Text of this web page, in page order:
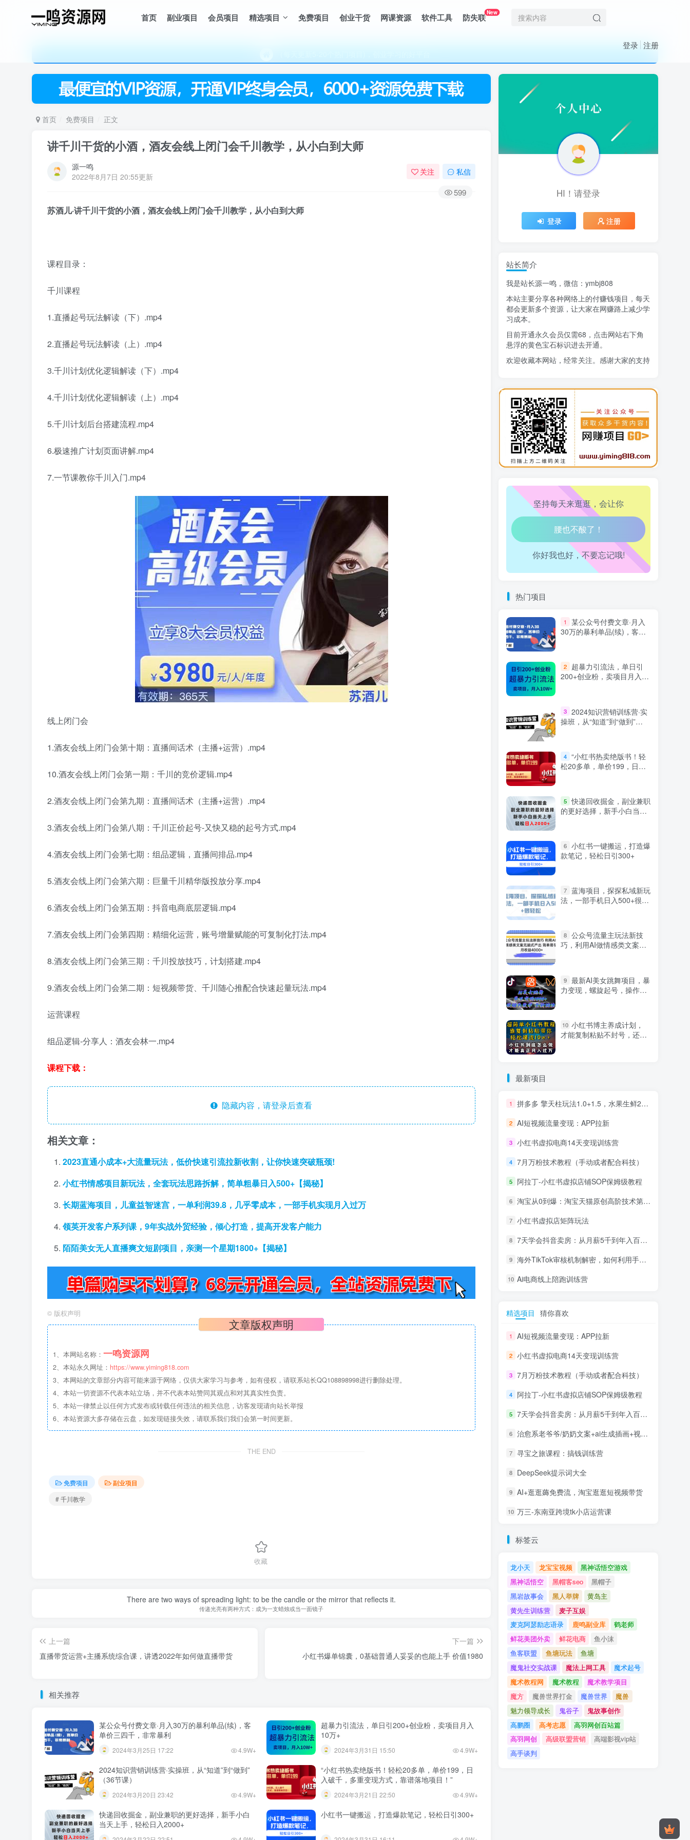
首页 副业项目 会员项目 精选项目 免费项目 创业干货 网课资源 软件工具 防失联New
登录 注册
欢迎访问一鸣资源网，本站汇集数千网创课程和项目
首页 免费项目 正文
讲千川干货的小酒，酒友会线上闭门会千川教学，从小白到大师
源一鸣
2022年8月7日 20:55更新
关注 私信
599
苏酒儿·讲千川干货的小酒，酒友会线上闭门会千川教学 ，从小白到大师
课程目录：
千川课程
1.直播起号玩法解读（下）.mp4
2.直播起号玩法解读（上）.mp4
3.千川计划优化逻辑解读（下）.mp4
4.千川计划优化逻辑解读（上）.mp4
5.千川计划后台搭建流程.mp4
6.极速推广计划页面讲解.mp4
7.一节课教你千川入门.mp4
线上闭门会
1.酒友会线上闭门会第十期：直播间话术（主播+运营）.mp4
10.酒友会线上闭门会第一期：千川的竞价逻辑.mp4
2.酒友会线上闭门会第九期：直播间话术（主播+运营）.mp4
3.酒友会线上闭门会第八期：千川正价起号-又快又稳的起号方式.mp4
4.酒友会线上闭门会第七期：组品逻辑，直播间排品.mp4
5.酒友会线上闭门会第六期：巨量千川精华版投放分享.mp4
6.酒友会线上闭门会第五期：抖音电商底层逻辑.mp4
7.酒友会线上闭门会第四期：精细化运营，账号增量赋能的可复制化打法.mp4
8.酒友会线上闭门会第三期：千川投放技巧，计划搭建.mp4
9.酒友会线上闭门会第二期：短视频带货、千川随心推配合快速起量玩法.mp4
运营课程
组品逻辑-分享人：酒友会林一.mp4
课程下载：
隐藏内容，请登录后查看
相关文章：
2023直通小成本+大流量玩法，低价快速引流拉新收割，让你快速突破瓶颈!
小红书情感项目新玩法，全套玩法思路拆解，简单粗暴日入500+【揭秘】
长期蓝海项目，儿童益智迷宫，一单利润39.8，几乎零成本，一部手机实现月入过万
领英开发客户系列课，9年实战外贸经验，倾心打造，提高开发客户能力
陌陌美女无人直播爽文短剧项目，亲测一个星期1800+【揭秘】
© 版权声明
文章版权声明
1、本网站名称： 一鸣资源网
2、本站永久网址： https://www.yiming818.com
3、本网站的文章部分内容可能来源于网络，仅供大家学习与参考，如有侵权，请联系站长QQ108898998进行删除处理。
4、本站一切资源不代表本站立场，并不代表本站赞同其观点和对其真实性负责。
5、本站一律禁止以任何方式发布或转载任何违法的相关信息，访客发现请向站长举报
6、本站资源大多存储在云盘，如发现链接失效，请联系我们我们会第一时间更新。
THE END
免费项目
副业项目
# 千川教学
收藏
There are two ways of spreading light: to be the candle or the mirror that reflects it.
传递光亮有两种方式：成为一支蜡烛或当一面镜子
上一篇
直播带货运营+主播系统综合课，讲透2022年如何做直播带货
下一篇
小红书爆单锦囊，0基础普通人妥妥的也能上手 价值1980
相关推荐
某公众号付费文章·月入30万的暴利单品(续)，客
单价三四千，非常暴利
2024年3月25日 17:22 4.9W+
超暴力引流法，单日引200+创业粉，卖项目月入
10万+
2024年3月31日 15:50 4.9W+
2024知识营销训练营·实操班，从“知道”到“做到”
（36节课）
2024年3月20日 23:42 4.9W+
“小红书热卖绝版书！轻松20多单，单价199，日
入破千，多重变现方式，靠谱落地项目！”
2024年3月21日 22:50 4.9W+
快递回收掘金，副业兼职的更好选择，新手小白
当天上手，轻松日入2000+
小红书一键搬运，打造爆款笔记，轻松日引300+
HI！请登录
登录 注册
精选项目
1 AI短视频流量变现：APP拉新
2 小红书虚拟电商14天变现训练营
7月万粉技术教程（手动或者配合科技）
4 阿拉丁-小红书虚拟店铺SOP保姆级教程
5 7天学会抖音卖房：从月薪5千到年入百万，新时代房产经纪人必备技能
寻宝之旅课程：搞钱训练营
8 DeepSeek提示词大全
9 AI+逛逛薅免费流，淘宝逛逛短视频带货
10 万三-东南亚跨境tk小店运营课
HI！请登录
登录 注册
站长简介
我是站长源一鸣，微信：ymbj808
本站主要分享各种网络上的付赚钱项目，每天
都会更新多个资源，让大家在网赚路上减少学
习成本。
目前开通永久会员仅需68，点击网站右下角
悬浮的黄色宝石标识进去开通。
欢迎收藏本网站，经常关注。感谢大家的支持
坚持每天来逛逛，会让你
生活也美好了！
走路也有劲了！
腿也不痛了！
腰也不酸了！
你好我也好，不要忘记哦!
热门项目
1
某公众号付费文章·月入
30万的暴利单品(续)，客单
2
超暴力引流法，单日引
200+创业粉，卖项目月入10
3 2024知识营销训练营·实
操班，从“知道”到“做到”
4 “小红书热卖绝版书！轻
松20多单，单价199，日入
5 快递回收掘金，副业兼职
的更好选择，新手小白当天
6 小红书一键搬运，打造爆
款笔记，轻松日引300+
7 蓝海项目，探探私域新玩
法，一部手机日入500+很轻
8 公众号流量主玩法新技
巧，利用AI做情感类文案无
9 最新AI美女跳舞项目，暴
力变现，螺旋起号，操作简
10 小红书博主养成计划，
才能复制粘贴不封号，还能
最新项目
1 拼多多 擎天柱玩法1.0+1.5，水果生鲜2小时起量,标品2天爆单,利润率提升30%
2 AI短视频流量变现：APP拉新
3 小红书虚拟电商14天变现训练营
4 7月万粉技术教程（手动或者配合科技）
5 阿拉丁-小红书虚拟店铺SOP保姆级教程
6 淘宝从0到爆：淘宝天猫原创高阶技术第69期
7 小红书虚拟店矩阵玩法
8 7天学会抖音卖房：从月薪5千到年入百万，新时代房产经纪人必备技能
9 海外TikTok审核机制解密，如何利用手法轻松搬运过审
10 Ai电商线上陪跑训练营
精选项目 猜你喜欢
1 AI短视频流量变现：APP拉新
2 小红书虚拟电商14天变现训练营
3 7月万粉技术教程（手动或者配合科技）
4 阿拉丁-小红书虚拟店铺SOP保姆级教程
5 7天学会抖音卖房：从月薪5千到年入百万，新时代房产经纪人必备技能
6 治愈系老爷爷/奶奶文案+ai生成插画+视频号广告分成项目
7 寻宝之旅课程：搞钱训练营
8 DeepSeek提示词大全
9 AI+逛逛薅免费流，淘宝逛逛短视频带货
10 万三-东南亚跨境tk小店运营课
标签云
龙小天 龙宝宝视频
黑神话悟空游戏
黑神话悟空
黑帽客seo
黑帽子
黑岩故事会
黑人举牌
黄岛主
黄先生训练营
麦子互娱
麦克阿瑟励志语录
鹿鸣副业库
鹤老师
鲜花美团外卖
鲜花电商
鱼小沫
鱼客联盟
鱼塘玩法
鱼塘
魔鬼社交实战课
魔法上网工具
魔术起号
魔术教程网
魔术教程
魔术教学项目
魔方
魔兽世界打金 魔兽世界
魔兽
魅力领导成长
鬼谷子
鬼故事创作
高鹏圈
高考志愿
高羽网创百站篇
高羽网创
高级联盟营销
高端影视vip站
高手谈判